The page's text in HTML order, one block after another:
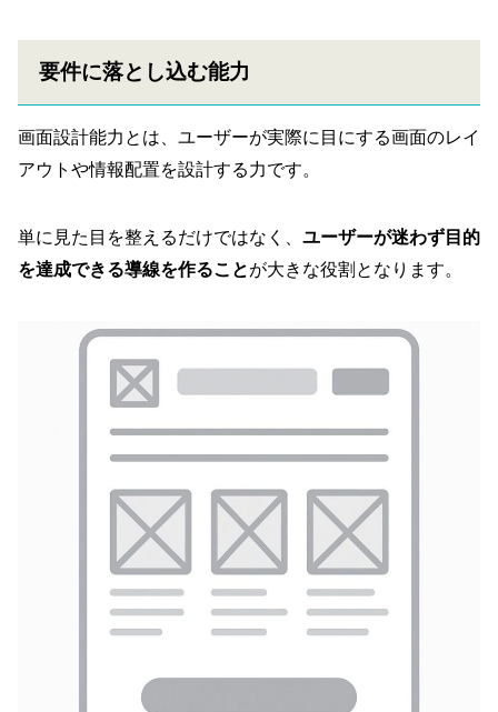
要件に落とし込む能力
画面設計能力とは、ユーザーが実際に目にする画面のレイ
アウトや情報配置を設計する力です。
単に見た目を整えるだけではなく、 ユーザーが迷わず目的
を達成できる導線を作ることが大きな役割となります。